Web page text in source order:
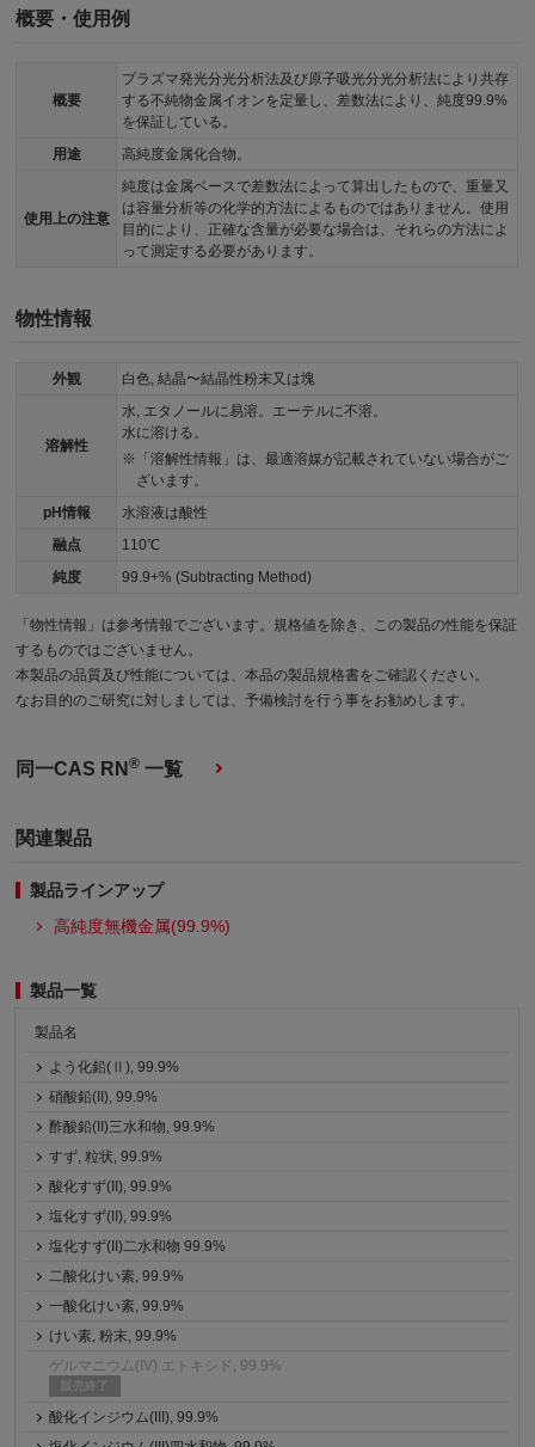
概要・使用例
概要
プラズマ発光分光分析法及び原子吸光分光分析法により共存
する不純物金属イオンを定量し、差数法により、純度99.9%
を保証している。
用途
高純度金属化合物。
使用上の注意
純度は金属ベースで差数法によって算出したもので、重量又
は容量分析等の化学的方法によるものではありません。使用
目的により、正確な含量が必要な場合は、それらの方法によ
って測定する必要があります。
物性情報
外観 白色, 結晶〜結晶性粉末又は塊
溶解性
水, エタノールに易溶。エーテルに不溶。
水に溶ける。
「溶解性情報」は、最適溶媒が記載されていない場合がご
ざいます。
pH情報
水溶液は酸性
融点
110℃
純度
99.9+% (Subtracting Method)
「物性情報」は参考情報でございます。規格値を除き、この製品の性能を保証
するものではございません。
本製品の品質及び性能については、本品の製品規格書をご確認ください。
なお目的のご研究に対しましては、予備検討を行う事をお勧めします。
同一CAS RN® 一覧
関連製品
製品ラインアップ
高純度無機金属(99.9%)
製品一覧
製品名
よう化鉛(Ⅱ), 99.9%
硝酸鉛(II), 99.9%
酢酸鉛(II)三水和物, 99.9%
すず, 粒状, 99.9%
酸化すず(II), 99.9%
塩化すず(II), 99.9%
塩化すず(II)二水和物 99.9%
二酸化けい素, 99.9%
一酸化けい素, 99.9%
けい素, 粉末, 99.9%
ゲルマニウム(IV) エトキシド, 99.9%
販売終了
酸化インジウム(III), 99.9%